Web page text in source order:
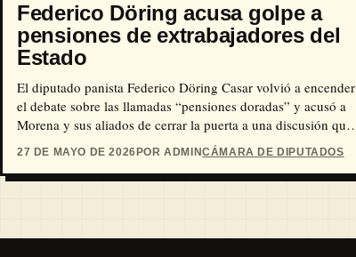
Federico Döring acusa golpe a
pensiones de extrabajadores del
Estado
El diputado panista Federico Döring Casar volvió a encender
el debate sobre las llamadas “pensiones doradas” y acusó a
Morena y sus aliados de cerrar la puerta a una discusión que,
según la oposición, afecta directamente a miles de jubilados
de empresas del Estado como la Comisión Federal de
Electricidad y Petróleos Mexicanos.
27 DE MAYO DE 2026POR ADMINCÁMARA DE DIPUTADOS